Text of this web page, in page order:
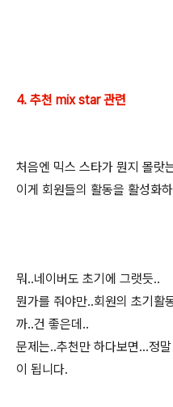
4. 추천 mix star 관련
처음엔 믹스 스타가 뭔지 몰랏
이게 회원들의 활동을 활성화
뭐..네이버도 초기에 그랫듯..
뭔가를 줘야만..회원의 초기활
까..건 좋은데..
문제는..추천만 하다보면...정
이 됩니다.